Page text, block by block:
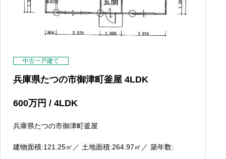
中古一戸建て
兵庫県たつの市御津町釜屋 4LDK
600万円 / 4LDK
兵庫県たつの市御津町釜屋
建物面積:121.25㎡ ／ 土地面積:264.97㎡ ／ 築年数: